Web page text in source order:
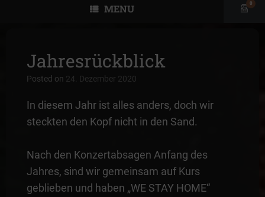
MENU
View
0
Jahresrückblick
Posted on 24. Dezember 2020
In diesem Jahr ist alles anders, doch wir
steckten den Kopf nicht in den Sand.
Nach den Konzertabsagen Anfang des
Jahres, sind wir gemeinsam auf Kurs
geblieben und haben „WE STAY HOME“